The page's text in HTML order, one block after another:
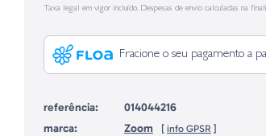
Taxa legal em vigor incluído. Despesas de envio calculadas na
Fracione o seu pagamento a
referência:
014044216
marca:
Zoom [ info GPSR ]